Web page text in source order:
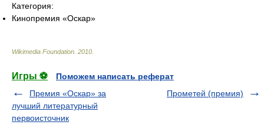
Категория:
Кинопремия «Оскар»
Wikimedia Foundation 2010
Игры ⚽
Поможем написать реферат
Премия «Оскар» за
лучший литературный
первоисточник
Прометей (премия)